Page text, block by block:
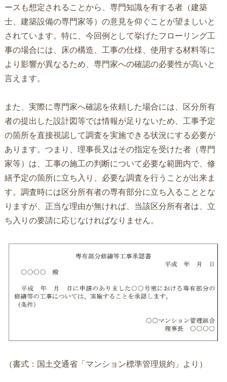
ースも想定されることから、専門知識を有する者（建築
士、建築設備の専門家等）の意見を仰ぐことが望ましいと
されています。特に、今回例として挙げたフローリング工
事の場合には、床の構造、工事の仕様、使用する材料等に
より影響が異なるため、専門家への確認の必要性が高いと
言えます。
また、実際に専門家へ確認を依頼した場合には、区分所有
者の提出した設計図等では情報が足りないため、工事予定
の箇所を直接視認して調査を実施できる状況にする必要が
あります。つまり、理事長又はその指定を受けた者（専門
家等）は、工事の施工の判断について必要な範囲内で、修
繕予定の箇所に立ち入り、必要な調査を行うことが出来ま
す。調査時には区分所有者の専有部分に立ち入ることとな
りますが、正当な理由が無ければ、当該区分所有者は、立
ち入りの要請に応じなければなりません。
（書式：国土交通省「マンション標準管理規約」より）